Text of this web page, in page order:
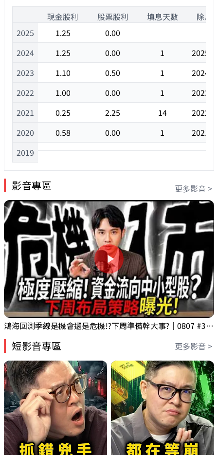
2025
2024
2023
2022
2021
2020
2019
現金股利 股票股利 填息天數
除息
1.25
0.00
1.25
0.00 1
2025/
1.10
0.50 1
2024/
1.00
0.00 1
2023/
0.25
2.25 14
2022/
0.58
0.00 1 2021/
影音專區 更多影音 >
鴻海回測季線是機會還是危機!?下周準備幹大事?｜0807 #3661 #2317 #2317鴻海
短影音專區 更多影音 >